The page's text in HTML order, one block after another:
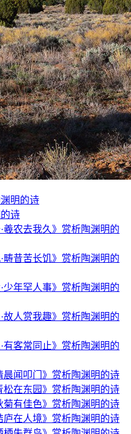
明的诗
诗
羲农去我久》赏析陶渊明的
畴昔苦长饥》赏析陶渊明的
少年罕人事》赏析陶渊明的
故人赏我趣》赏析陶渊明的
有客常同止》赏析陶渊明的
晨闻叩门》赏析陶渊明的诗
松在东园》赏析陶渊明的诗
菊有佳色》赏析陶渊明的诗
庐在人境》赏析陶渊明的诗